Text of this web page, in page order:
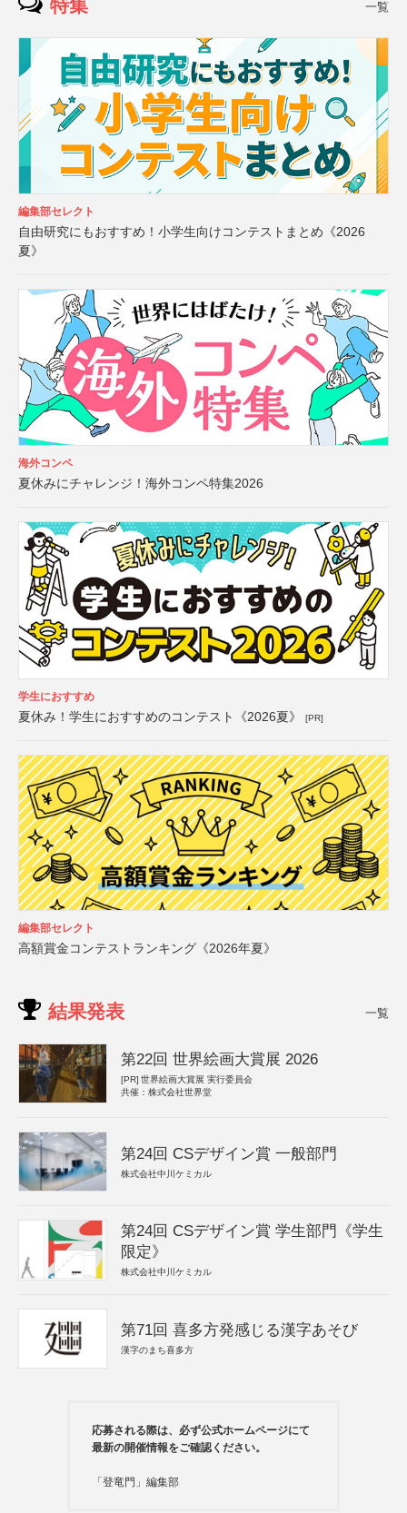
特集 一覧
編集部セレクト
自由研究にもおすすめ！小学生向けコンテストまとめ《2026
夏》
海外コンペ
夏休みにチャレンジ！海外コンペ特集2026
学生におすすめ
夏休み！学生におすすめのコンテスト《2026夏》 [PR]
編集部セレクト
高額賞金コンテストランキング《2026年夏》
結果発表 一覧
第22回 世界絵画大賞展 2026
[PR] 世界絵画大賞展 実行委員会
共催：株式会社世界堂
第24回 CSデザイン賞 一般部門
株式会社中川ケミカル
第24回 CSデザイン賞 学生部門《学生
限定》
株式会社中川ケミカル
第71回 喜多方発感じる漢字あそび
漢字のまち喜多方
応募される際は、必ず公式ホームページにて
最新の開催情報をご確認ください。
「登竜門」編集部